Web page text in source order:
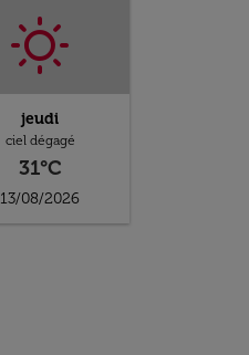
jeudi
ciel dégagé
31°C
13/08/2026